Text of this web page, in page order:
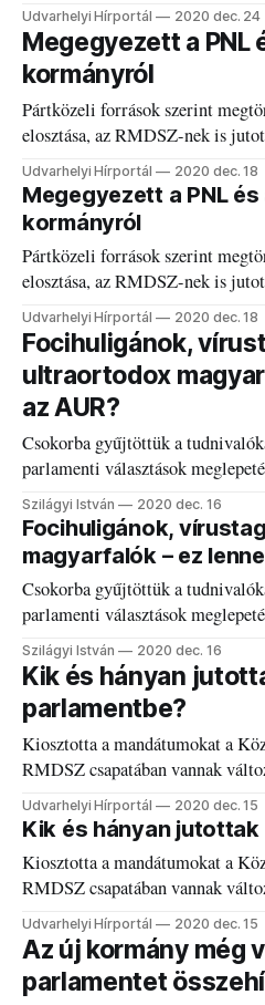
Udvarhelyi Hírportál 2020 dec. 24
Megegyezett a PNL
kormányról
Pártközeli források szerint
elosztása, az RMDSZ-nek is
Udvarhelyi Hírportál 2020 dec. 18
Megegyezett a PNL és
kormányról
Pártközeli források szerint
elosztása, az RMDSZ-nek is
Udvarhelyi Hírportál 2020 dec. 18
Focihuligánok,
ultraortodox
az AUR?
Csokorba gyűjtöttük a
parlamenti választások
Szilágyi István 2020 dec. 16
Focihuligánok,
magyarfalók – ez
Csokorba gyűjtöttük a
parlamenti választások
Szilágyi István 2020 dec. 16
Kik és hányan
parlamentbe?
Kiosztotta a mandátumokat a
RMDSZ csapatában vannak
Udvarhelyi Hírportál 2020 dec. 15
Kik és hányan jutottak
Kiosztotta a mandátumokat a
RMDSZ csapatában vannak
Udvarhelyi Hírportál 2020 dec. 15
Az új kormány még
parlamentet